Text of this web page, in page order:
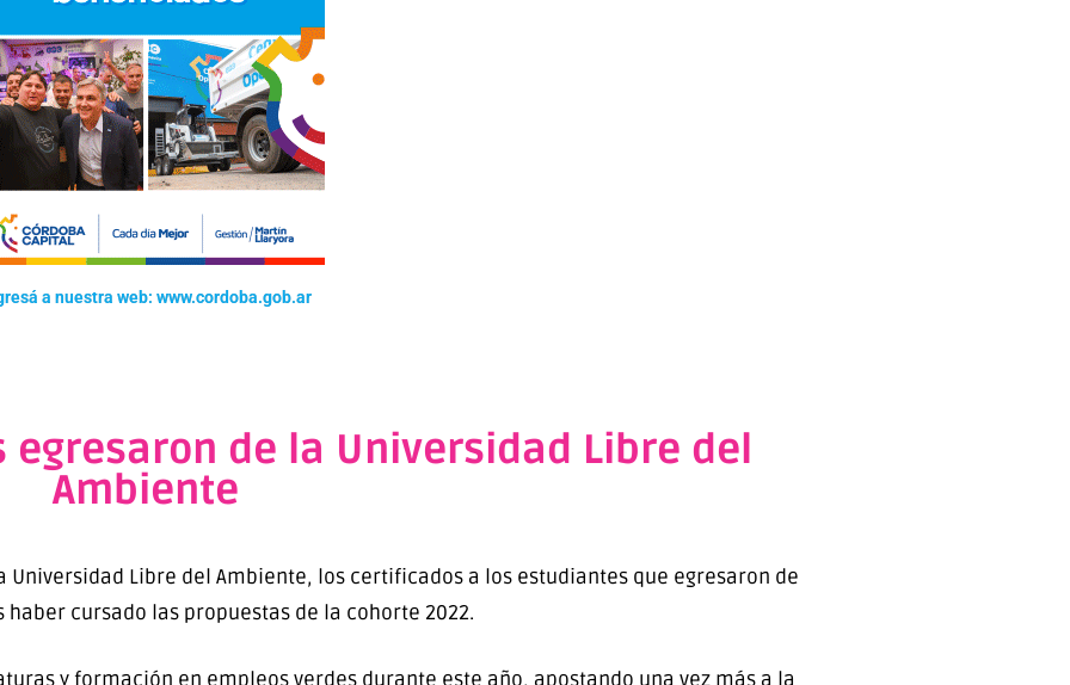
a nuestra web: www.cordoba.gob.ar
de la Universidad Libre del
Ambiente
Libre del Ambiente, los certificados a los estudiantes que egresaron de
cursado las propuestas de la cohorte 2022.
y formación en empleos verdes durante este año, apostando una vez más a la